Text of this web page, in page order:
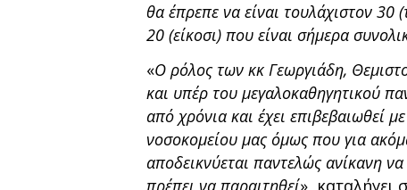
θα έπρεπε να είναι τουλάχιστον 30
20 (είκοσι) που είναι σήμερα
«Ο ρόλος των κκ Γεωργιάδη,
και υπέρ του μεγαλοκαθηγητικού
από χρόνια και έχει επιβεβαιωθεί
νοσοκομείου μας όμως που για
αποδεικνύεται παντελώς ανίκανη
πρέπει να παραιτηθεί», καταλήγει